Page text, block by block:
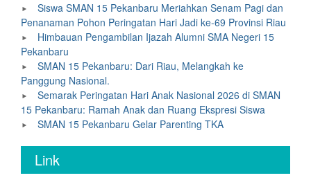
Siswa SMAN 15 Pekanbaru Meriahkan Senam Pagi dan
Penanaman Pohon Peringatan Hari Jadi ke-69 Provinsi Riau
Himbauan Pengambilan Ijazah Alumni SMA Negeri 15
Pekanbaru
SMAN 15 Pekanbaru: Dari Riau, Melangkah ke
Panggung Nasional.
Semarak Peringatan Hari Anak Nasional 2026 di SMAN
15 Pekanbaru: Ramah Anak dan Ruang Ekspresi Siswa
SMAN 15 Pekanbaru Gelar Parenting TKA
Link